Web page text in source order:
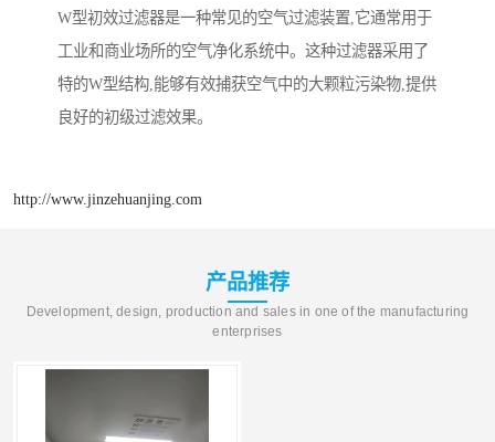
W型初效过滤器是一种常见的空气过滤装置,它通常用于
工业和商业场所的空气净化系统中。这种过滤器采用了
特的W型结构,能够有效捕获空气中的大颗粒污染物,提供
良好的初级过滤效果。
http://www.jinzehuanjing.com
产品推荐
Development, design, production and sales in one of the manufacturing
enterprises